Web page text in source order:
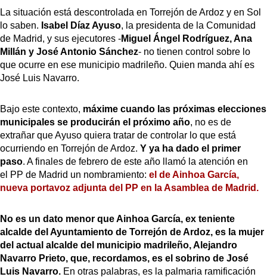
La situación está descontrolada en Torrejón de Ardoz y en Sol
lo saben. Isabel Díaz Ayuso, la presidenta de la Comunidad
de Madrid, y sus ejecutores -Miguel Ángel Rodríguez, Ana
Millán y José Antonio Sánchez- no tienen control sobre lo
que ocurre en ese municipio madrileño. Quien manda ahí es
José Luis Navarro.
Bajo este contexto, máxime cuando las próximas elecciones
municipales se producirán el próximo año, no es de
extrañar que Ayuso quiera tratar de controlar lo que está
ocurriendo en Torrejón de Ardoz. Y ya ha dado el primer
paso. A finales de febrero de este año llamó la atención en
el PP de Madrid un nombramiento: el de Ainhoa García,
nueva portavoz adjunta del PP en la Asamblea de Madrid.
No es un dato menor que Ainhoa García, ex teniente
alcalde del Ayuntamiento de Torrejón de Ardoz, es la mujer
del actual alcalde del municipio madrileño, Alejandro
Navarro Prieto, que, recordamos, es el sobrino de José
Luis Navarro. En otras palabras, es la palmaria ramificación